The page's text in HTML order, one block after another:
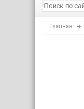
Главная